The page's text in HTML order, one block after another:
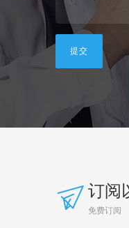
订阅
免费订阅